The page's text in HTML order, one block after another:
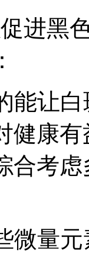
进黑
能让
健康
合考
微量